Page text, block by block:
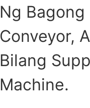
Ng
Conveyor,
Bilang
Machine.